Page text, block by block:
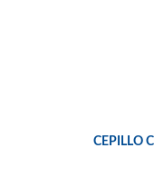
CEPILLO